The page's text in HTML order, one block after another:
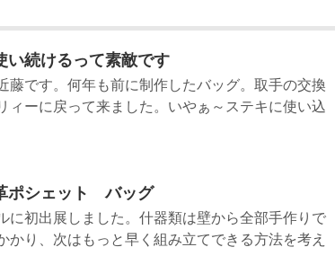
い続けるって素敵です
藤です。何年も前に制作したバッグ。取手の交換
ィーに戻って来ました。いやぁ～ステキに使い込
ポシェット バッグ
に初出展しました。什器類は壁から全部手作りで
かり、次はもっと早く組み立てできる方法を考え